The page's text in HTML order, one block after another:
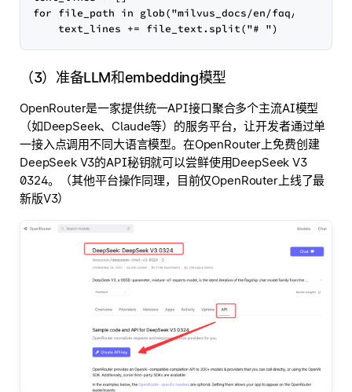
for file_path in glob("milvus_docs/en/faq/
（3）准备LLM和embedding模型
OpenRouter是一家提供统一API接口聚合多个主流AI模型
（如DeepSeek、Claude等）的服务平台，让开发者通过单
一接入点调用不同大语言模型。在OpenRouter上免费创建
DeepSeek V3的API秘钥就可以尝鲜使用DeepSeek V3
0324。（其他平台操作同理，目前仅OpenRouter上线了最
新版V3）